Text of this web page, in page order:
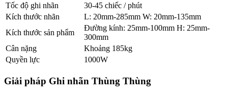
Tốc độ ghi nhãn
30-45 chiếc / phút
Kích thước nhãn
L: 20mm-285mm W: 20mm-135mm
Kích thước sản phẩm
Đường kính: 25mm-100mm H: 25mm-
300mm
Cân nặng
Khoảng 185kg
Quyền lực
1000W
Giải pháp Ghi nhãn Thùng Thùng